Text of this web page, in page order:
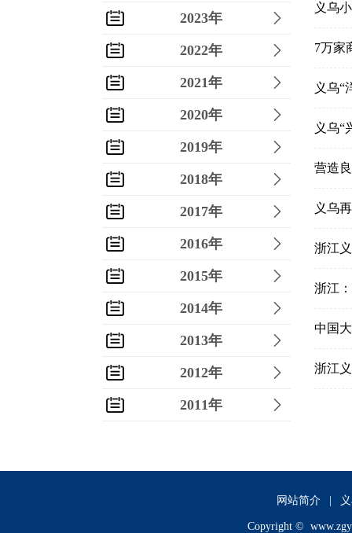
2023年
2022年
2021年
2020年
2019年
2018年
2017年
2016年
2015年
2014年
2013年
2012年
2011年
2009年
义乌
7万家
义乌“
义乌“
营造
义乌
浙江
浙江
中国
浙江
网站简介
Copyright ©